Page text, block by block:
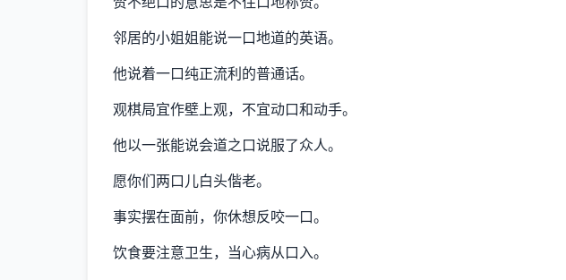
邻居的小姐姐能说一口地道的英语。
他说着一口纯正流利的普通话。
观棋局宜作壁上观，不宜动口和动手。
他以一张能说会道之口说服了众人。
愿你们两口儿白头偕老。
事实摆在面前，你休想反咬一口。
饮食要注意卫生，当心病从口入。